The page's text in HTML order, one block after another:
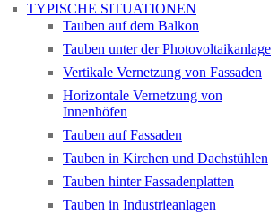
TYPISCHE SITUATIONEN
Tauben auf dem Balkon
Tauben unter der Photovoltaikanlage
Vertikale Vernetzung von Fassaden
Horizontale Vernetzung von
Innenhöfen
Tauben auf Fassaden
Tauben in Kirchen und Dachstühlen
Tauben hinter Fassadenplatten
Tauben in Industrieanlagen